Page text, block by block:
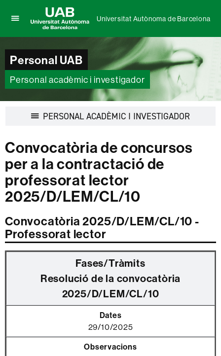
per
desplegar
el
menú
de
Universitat
Barcelona
Autònoma
de
Universitat Autònoma de Barcelona
Personal UAB
Personal acadèmic i investigador
PERSONAL ACADÈMIC I INVESTIGADOR
Convocatòria de concursos
per a la contractació de
professorat lector
2025/D/LEM/CL/10
Convocatòria 2025/D/LEM/CL/10 -
Professorat lector
Resolució de la convocatòria
2025/D/LEM/CL/10
29/10/2025